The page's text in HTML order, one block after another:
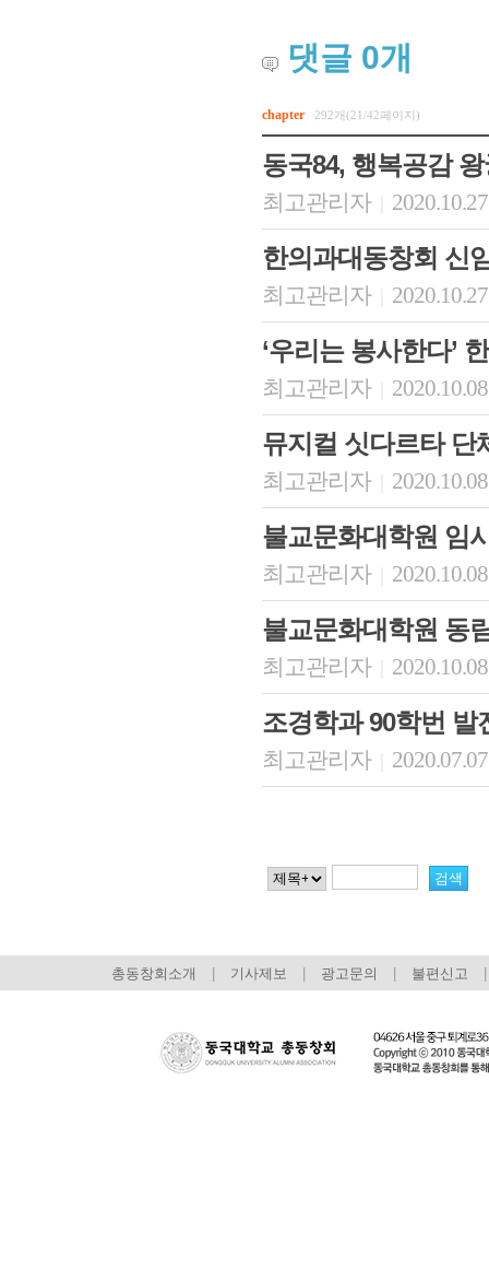
댓글 0개
chapter 292개(21/42페이지)
동국84, 행복공감
최고관리자
한의과대동창회 신
최고관리자
‘우리는 봉사한다’
최고관리자
뮤지컬 싯다르타 단
최고관리자
불교문화대학원 임
최고관리자
불교문화대학원 동
최고관리자
조경학과 90학번 발
최고관리자
총동창회소개 기사제보 광고문의 불편신고